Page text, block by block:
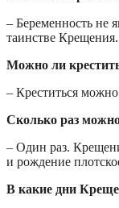
– Беременность не
таинстве Крещения.
Можно ли
– Креститься
Сколько раз
– Один раз.
и рождение
В какие дни